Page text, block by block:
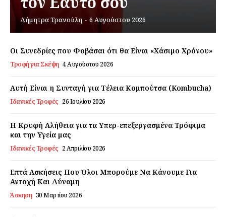
Ο λογαριασμός μου
Επικοινωνία
Δήμητρα Τρανούλη - 6 Αυγούστου 2026
Οι Συνεδρίες που Φοβάσαι ότι θα Είναι «Χάσιμο Χρόνου»
Τροφή για Σκέψη 4 Αυγούστου 2026
Αυτή Είναι η Συνταγή για Τέλεια Κομπούτσα (Kombucha)
Ιδανικές Τροφές 26 Ιουλίου 2026
Η Κρυφή Αλήθεια για τα Υπερ-επεξεργασμένα Τρόφιμα
και την Υγεία μας
Ιδανικές Τροφές 2 Απριλίου 2026
Επτά Ασκήσεις Που Όλοι Μπορούμε Να Κάνουμε Για
Αντοχή Και Δύναμη
Άσκηση 30 Μαρτίου 2026